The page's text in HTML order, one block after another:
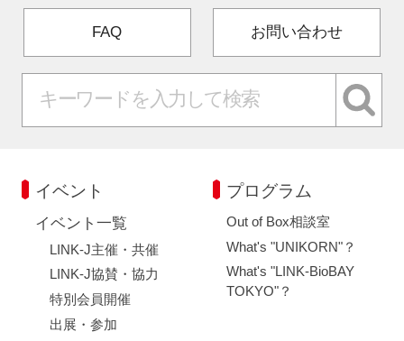
FAQ お問い合わせ
イベント
イベント一覧
LINK-J主催・共催
LINK-J協賛・協力
特別会員開催
出展・参加
プログラム
Out of Box相談室
What's "UNIKORN"？
What's "LINK-BioBAY
TOKYO"？